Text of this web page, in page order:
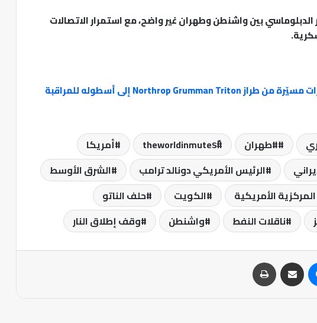
بين واشنطن وطهران غير واضح، مع استمرار الاتصالات
الناتو يضيف ما يصل إلى خمس طائرات مسيّرة من طراز Northrop Grumman Triton إلى أسطوله للمراقبة
#طهران theworldinmutesً
أمريكا
الرئيس الأمريكي دونالد ترامب
الشرق الأوسط
الأمريكية الكويت
حلف الناتو
ناقلات النفط واشنطن وقف إطلاق النار